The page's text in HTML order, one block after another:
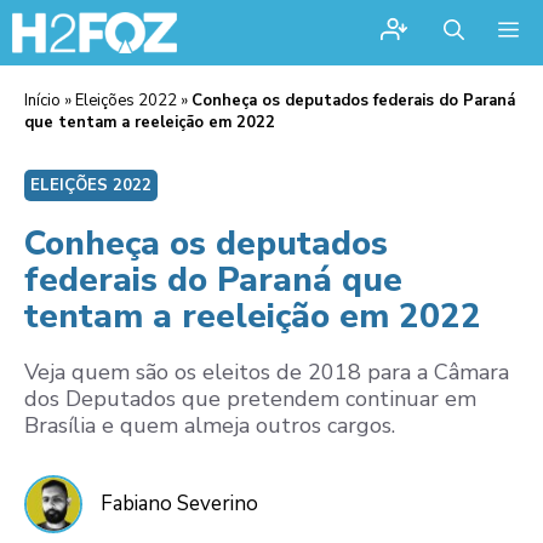
Início »Eleições 2022 » Conheça os deputados federais do Paraná
que tentam a reeleição em 2022
ELEIÇÕES 2022
Conheça os deputados
federais do Paraná que
tentam a reeleição em 2022
Veja quem são os eleitos de 2018 para a Câmara
dos Deputados que pretendem continuar em
Brasília e quem almeja outros cargos.
Fabiano Severino